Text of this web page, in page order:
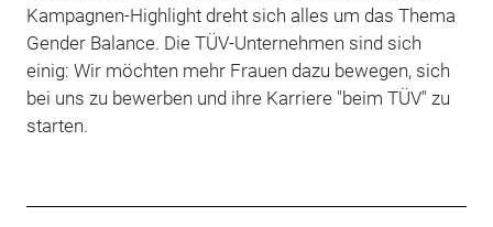
Kampagnen-Highlight dreht sich alles um das Thema
Gender Balance. Die TÜV-Unternehmen sind sich
einig: Wir möchten mehr Frauen dazu bewegen, sich
bei uns zu bewerben und ihre Karriere "beim TÜV" zu
starten.